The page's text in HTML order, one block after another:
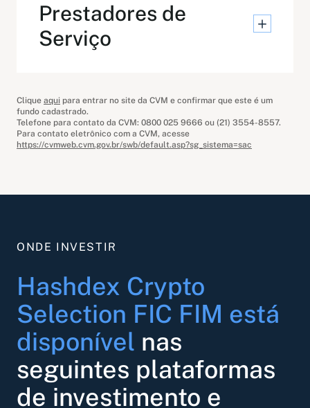
Prestadores de
Serviço
Clique aqui para entrar no site da CVM e confirmar que este é um
fundo cadastrado.
Telefone para contato da CVM: 0800 025 9666 ou (21) 3554-8557.
Para contato eletrônico com a CVM, acesse
https://cvmweb.cvm.gov.br/swb/default.asp?sg_sistema=sac
ONDE INVESTIR
Hashdex Crypto
Selection FIC FIM está
disponível nas
seguintes plataformas
de investimento e